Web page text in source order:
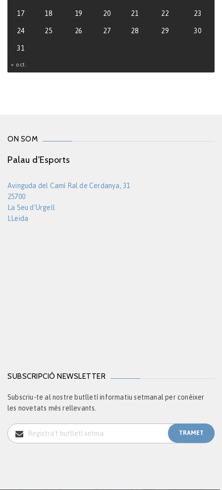
« oct.
17 18 19 20 21 22 23
24 25 26 27 28 29 30
31
ON SOM
Palau d'Esports
Avinguda del Camí Ral de Cerdanya, 31
25700
La Seu d'Urgell
LLeida
SUBSCRIPCIÓ NEWSLETTER
Subscriu-te al nostre butlletí informatiu setmanal per conèixer
les novetats més rellevants.